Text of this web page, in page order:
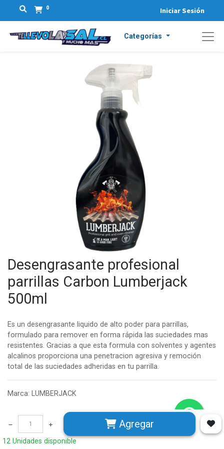
0 Iniciar Sesión
Categorías
Desengrasante profesional
parrillas Carbon Lumberjack
500ml
Es un desengrasante liquido de alto poder para parrillas,
formulado para remover en forma rápida las suciedades mas
resistentes. Gracias a que esta formula con solventes y agentes
alcalinos proporciona una penetracion agresiva y remoción
total de las suciedades adheridas en tu parrilla.
Marca: LUMBERJACK
11.990
Agregar
12 Unidades disponible
12 Unidades disponible